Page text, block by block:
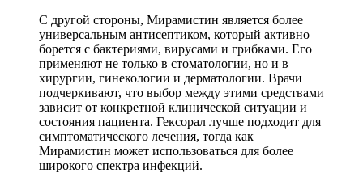
С другой стороны, Мирамистин является более
универсальным антисептиком, который активно
борется с бактериями, вирусами и грибками. Его
применяют не только в стоматологии, но и в
хирургии, гинекологии и дерматологии. Врачи
подчеркивают, что выбор между этими средствами
зависит от конкретной клинической ситуации и
состояния пациента. Гексорал лучше подходит для
симптоматического лечения, тогда как
Мирамистин может использоваться для более
широкого спектра инфекций.